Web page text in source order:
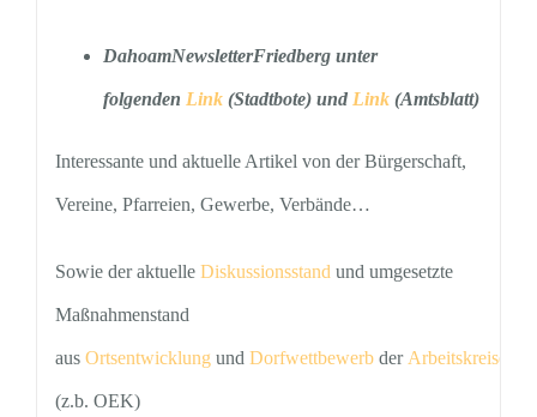
DahoamNewsletterFriedberg unter
folgenden Link (Stadtbote) und Link(Amtsblatt)
Interessante und aktuelle Artikel von der Bürgerschaft,
Vereine, Pfarreien, Gewerbe, Verbände…
Sowie der aktuelle Diskussionsstand und umgesetzte
Maßnahmenstand
aus Ortsentwicklung und Dorfwettbewerbder Arbeitskreise
(z.b. OEK)